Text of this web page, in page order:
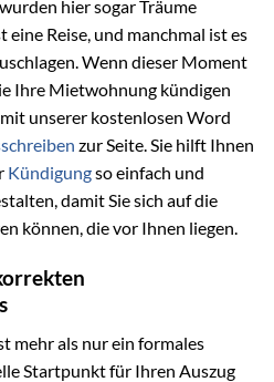
hier sogar Träume
eine Reise, und manchmal ist es
Wenn dieser Moment
Ihre Mietwohnung kündigen
unserer kostenlosen Word
zur Seite. Sie hilft Ihnen
Kündigungso einfach und
damit Sie sich auf die
können, die vor Ihnen liegen.
mehr als nur ein formales
Startpunkt für Ihren Auszug